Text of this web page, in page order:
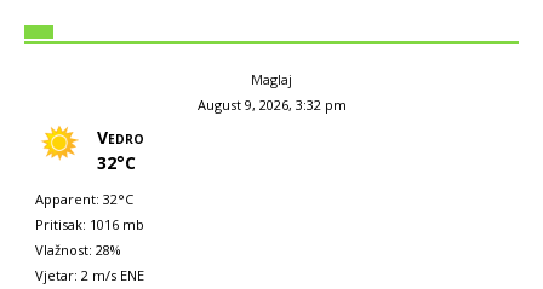
Maglaj
August 9, 2026, 3:32 pm
Vedro
32°C
Apparent: 32°C
Pritisak: 1016 mb
Vlažnost: 28%
Vjetar: 2 m/s ENE